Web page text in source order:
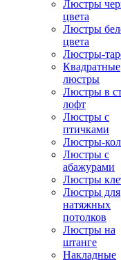
Люстры
цвета
Люстры
цвета
Люстры-
Квадратные
люстры
Люстры в
лофт
Люстры с
птичками
Люстры-
Люстры с
абажурами
Люстры
Люстры для
натяжных
потолков
Люстры на
штанге
Накладные